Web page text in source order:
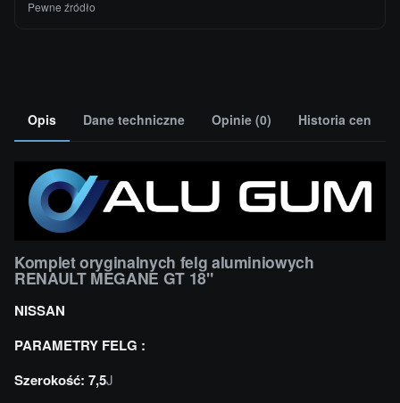
Pewne źródło
Opis Dane techniczne Opinie (0) Historia cen
Komplet oryginalnych felg aluminiowych
RENAULT MEGANE GT 18"
NISSAN
PARAMETRY FELG :
Szerokość: 7,5J